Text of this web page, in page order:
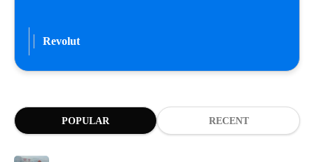
Revolut
POPULAR RECENT